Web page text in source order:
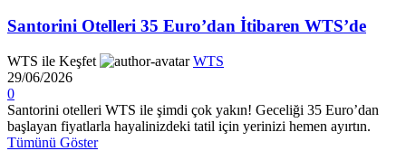
Santorini Otelleri 35 Euro’dan İtibaren WTS’de
WTS ile Keşfet
WTS
29/06/2026
0
Santorini otelleri WTS ile şimdi çok yakın! Geceliği 35 Euro’dan
başlayan fiyatlarla hayalinizdeki tatil için yerinizi hemen ayırtın.
Tümünü Göster